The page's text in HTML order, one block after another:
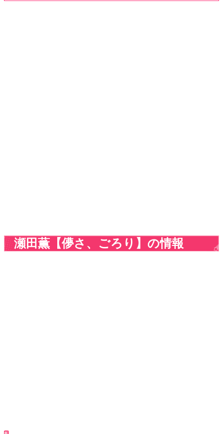
瀬田薫【儚さ、ごろり】の情報